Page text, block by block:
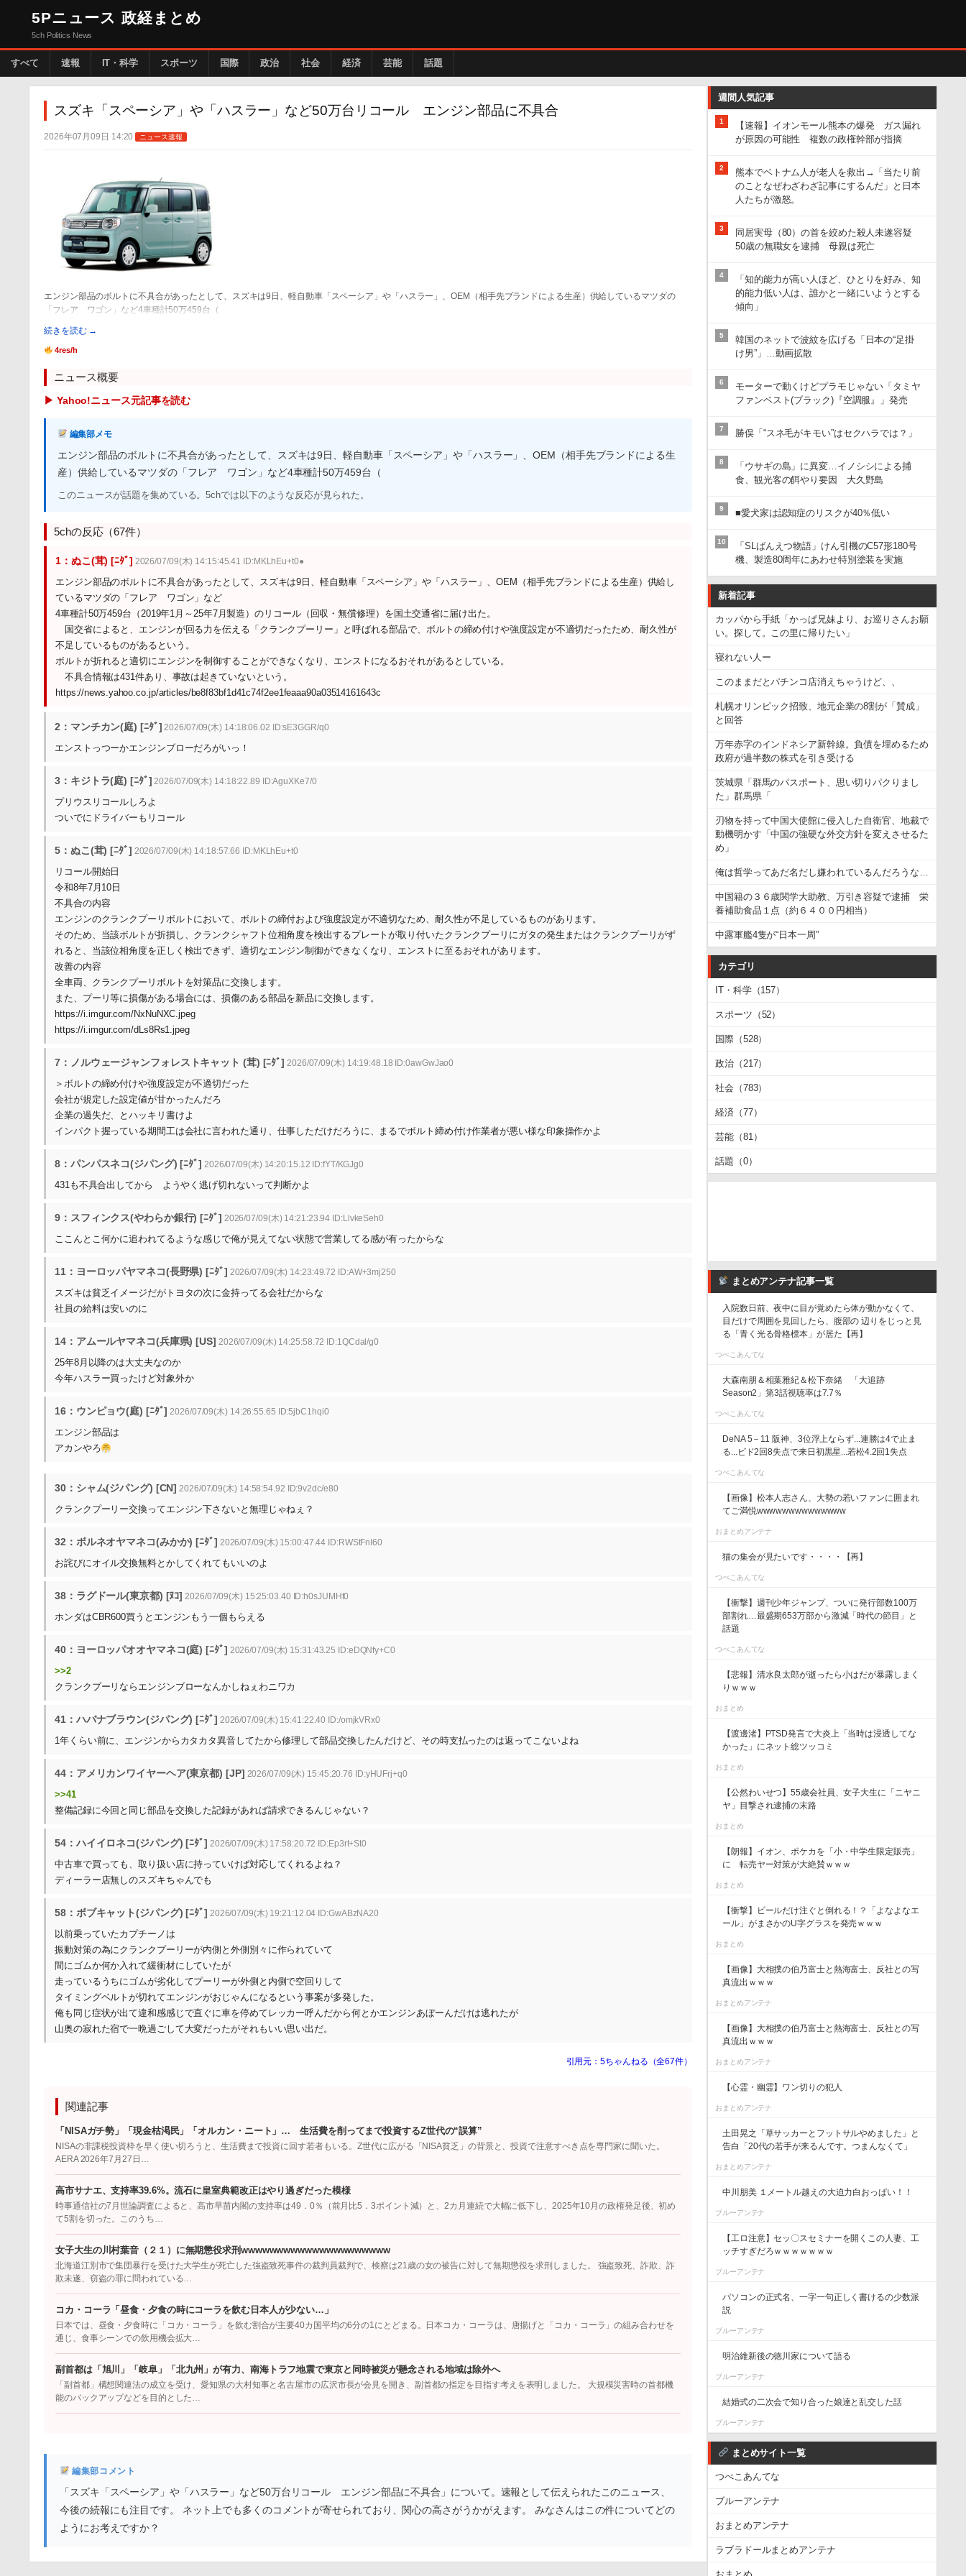
5Pニュース 政経まとめ
5ch Politics News
すべて 速報 IT・科学 スポーツ 国際 政治 社会 経済 芸能 話題
スズキ「スペーシア」や「ハスラー」など50万台リコール エンジン部品に不具合
2026年07月09日 14:20 ニュース速報
エンジン部品のボルトに不具合があったとして、スズキは9日、軽自動車「スペーシア」や「ハスラー」、OEM（相手先ブランドによる生産）供給しているマツダの
「フレア ワゴン」など4車種計50万459台（
続きを読む →
4res/h
ニュース概要
▶ Yahoo!ニュース元記事を読む
編集部メモ
エンジン部品のボルトに不具合があったとして、スズキは9日、軽自動車「スペーシア」や「ハスラー」、OEM（相手先ブランドによる生
産）供給しているマツダの「フレア ワゴン」など4車種計50万459台（
このニュースが話題を集めている。5chでは以下のような反応が見られた。
5chの反応（67件）
1：ぬこ(茸) [ﾆﾀﾞ] 2026/07/09(木) 14:15:45.41 ID:MKLhEu+t0●
エンジン部品のボルトに不具合があったとして、スズキは9日、軽自動車「スペーシア」や「ハスラー」、OEM（相手先ブランドによる生産）供給し
ているマツダの「フレア ワゴン」など
4車種計50万459台（2019年1月～25年7月製造）のリコール（回収・無償修理）を国土交通省に届け出た。
国交省によると、エンジンが回る力を伝える「クランクプーリー」と呼ばれる部品で、ボルトの締め付けや強度設定が不適切だったため、耐久性が
不足しているものがあるという。
ボルトが折れると適切にエンジンを制御することができなくなり、エンストになるおそれがあるとしている。
不具合情報は431件あり、事故は起きていないという。
https://news.yahoo.co.jp/articles/be8f83bf1d41c74f2ee1feaaa90a03514161643c
2：マンチカン(庭) [ﾆﾀﾞ] 2026/07/09(木) 14:18:06.02 ID:sE3GGR/q0
エンストっつーかエンジンブローだろがいっ！
3：キジトラ(庭) [ﾆﾀﾞ] 2026/07/09(木) 14:18:22.89 ID:AguXKe7/0
プリウスリコールしろよ
ついでにドライバーもリコール
5：ぬこ(茸) [ﾆﾀﾞ] 2026/07/09(木) 14:18:57.66 ID:MKLhEu+t0
リコール開始日
令和8年7月10日
不具合の内容
エンジンのクランクプーリボルトにおいて、ボルトの締付および強度設定が不適切なため、耐久性が不足しているものがあります。
そのため、当該ボルトが折損し、クランクシャフト位相角度を検出するプレートが取り付いたクランクプーリにガタの発生またはクランクプーリがず
れると、当該位相角度を正しく検出できず、適切なエンジン制御ができなくなり、エンストに至るおそれがあります。
改善の内容
全車両、クランクプーリボルトを対策品に交換します。
また、プーリ等に損傷がある場合には、損傷のある部品を新品に交換します。
https://i.imgur.com/NxNuNXC.jpeg
https://i.imgur.com/dLs8Rs1.jpeg
7：ノルウェージャンフォレストキャット (茸) [ﾆﾀﾞ] 2026/07/09(木) 14:19:48.18 ID:0awGwJao0
＞ボルトの締め付けや強度設定が不適切だった
会社が規定した設定値が甘かったんだろ
企業の過失だ、とハッキリ書けよ
インパクト握っている期間工は会社に言われた通り、仕事しただけだろうに、まるでボルト締め付け作業者が悪い様な印象操作かよ
8：パンパスネコ(ジパング) [ﾆﾀﾞ] 2026/07/09(木) 14:20:15.12 ID:fYT/KGJg0
431も不具合出してから ようやく逃げ切れないって判断かよ
9：スフィンクス(やわらか銀行) [ﾆﾀﾞ] 2026/07/09(木) 14:21:23.94 ID:LlvkeSeh0
ここんとこ何かに追われてるような感じで俺が見えてない状態で営業してる感が有ったからな
11：ヨーロッパヤマネコ(長野県) [ﾆﾀﾞ] 2026/07/09(木) 14:23:49.72 ID:AW+3mj250
スズキは貧乏イメージだがトヨタの次に金持ってる会社だからな
社員の給料は安いのに
14：アムールヤマネコ(兵庫県) [US] 2026/07/09(木) 14:25:58.72 ID:1QCdal/g0
25年8月以降のは大丈夫なのか
今年ハスラー買ったけど対象外か
16：ウンピョウ(庭) [ﾆﾀﾞ] 2026/07/09(木) 14:26:55.65 ID:5jbC1hqi0
エンジン部品は
アカンやろ
30：シャム(ジパング) [CN] 2026/07/09(木) 14:58:54.92 ID:9v2dc/e80
クランクプーリー交換ってエンジン下さないと無理じゃねぇ？
32：ボルネオヤマネコ(みかか) [ﾆﾀﾞ] 2026/07/09(木) 15:00:47.44 ID:RWStFnI60
お詫びにオイル交換無料とかしてくれてもいいのよ
38：ラグドール(東京都) [ﾇｺ] 2026/07/09(木) 15:25:03.40 ID:h0sJUMHt0
ホンダはCBR600買うとエンジンもう一個もらえる
40：ヨーロッパオオヤマネコ(庭) [ﾆﾀﾞ] 2026/07/09(木) 15:31:43.25 ID:eDQNfy+C0
>>2
クランクプーリならエンジンブローなんかしねぇわニワカ
41：ハバナブラウン(ジパング) [ﾆﾀﾞ] 2026/07/09(木) 15:41:22.40 ID:/omjkVRx0
1年くらい前に、エンジンからカタカタ異音してたから修理して部品交換したんだけど、その時支払ったのは返ってこないよね
44：アメリカンワイヤーヘア(東京都) [JP] 2026/07/09(木) 15:45:20.76 ID:yHUFrj+q0
>>41
整備記録に今回と同じ部品を交換した記録があれば請求できるんじゃない？
54：ハイイロネコ(ジパング) [ﾆﾀﾞ] 2026/07/09(木) 17:58:20.72 ID:Ep3rt+St0
中古車で買っても、取り扱い店に持っていけば対応してくれるよね？
ディーラー店無しのスズキちゃんでも
58：ボブキャット(ジパング) [ﾆﾀﾞ] 2026/07/09(木) 19:21:12.04 ID:GwABzNA20
以前乗っていたカプチーノは
振動対策の為にクランクプーリーが内側と外側別々に作られていて
間にゴムか何か入れて緩衝材にしていたが
走っているうちにゴムが劣化してプーリーが外側と内側で空回りして
タイミングベルトが切れてエンジンがおじゃんになるという事案が多発した。
俺も同じ症状が出て違和感感じで直ぐに車を停めてレッカー呼んだから何とかエンジンあぼーんだけは逃れたが
山奥の寂れた宿で一晩過ごして大変だったがそれもいい思い出だ。
引用元：5ちゃんねる（全67件）
関連記事
「NISAガチ勢」「現金枯渇民」「オルカン・ニート」… 生活費を削ってまで投資するZ世代の“誤算”
NISAの非課税投資枠を早く使い切ろうと、生活費まで投資に回す若者もいる。Z世代に広がる「NISA貧乏」の背景と、投資で注意すべき点を専門家に聞いた。
AERA 2026年7月27日…
高市サナエ、支持率39.6%。流石に皇室典範改正はやり過ぎだった模様
時事通信社の7月世論調査によると、高市早苗内閣の支持率は49．0％（前月比5．3ポイント減）と、2カ月連続で大幅に低下し、2025年10月の政権発足後、初め
て5割を切った。このうち…
女子大生の川村葉音（２１）に無期懲役求刑wwwwwwwwwwwwwwwwwwwww
北海道江別市で集団暴行を受けた大学生が死亡した強盗致死事件の裁判員裁判で、検察は21歳の女の被告に対して無期懲役を求刑しました。 強盗致死、詐欺、詐
欺未遂、窃盗の罪に問われている…
コカ・コーラ「昼食・夕食の時にコーラを飲む日本人が少ない…」
日本では、昼食・夕食時に「コカ・コーラ」を飲む割合が主要40カ国平均の6分の1にとどまる。日本コカ・コーラは、唐揚げと「コカ・コーラ」の組み合わせを
通じ、食事シーンでの飲用機会拡大…
副首都は「旭川」「岐阜」「北九州」が有力、南海トラフ地震で東京と同時被災が懸念される地域は除外へ
「副首都」構想関連法の成立を受け、愛知県の大村知事と名古屋市の広沢市長が会見を開き、副首都の指定を目指す考えを表明しました。 大規模災害時の首都機
能のバックアップなどを目的とした…
編集部コメント
「スズキ「スペーシア」や「ハスラー」など50万台リコール エンジン部品に不具合」について。速報として伝えられたこのニュース、
今後の続報にも注目です。 ネット上でも多くのコメントが寄せられており、関心の高さがうかがえます。 みなさんはこの件についてどの
ようにお考えですか？
週間人気記事
1
【速報】イオンモール熊本の爆発 ガス漏れ
が原因の可能性 複数の政権幹部が指摘
2
熊本でベトナム人が老人を救出→「当たり前
のことなぜわざわざ記事にするんだ」と日本
人たちが激怒。
3
同居実母（80）の首を絞めた殺人未遂容疑
50歳の無職女を逮捕 母親は死亡
4
「知的能力が高い人ほど、ひとりを好み、知
的能力低い人は、誰かと一緒にいようとする
傾向」
5
韓国のネットで波紋を広げる「日本の“足掛
け男”」…動画拡散
6
モーターで動くけどプラモじゃない「タミヤ
ファンベスト(ブラック)『空調服』」発売
7 勝俣「“スネ毛がキモい”はセクハラでは？」
8
「ウサギの島」に異変…イノシシによる捕
食、観光客の餌やり要因 大久野島
9 ■愛犬家は認知症のリスクが40％低い
10
「SLばんえつ物語」けん引機のC57形180号
機、製造80周年にあわせ特別塗装を実施
新着記事
カッパから手紙「かっぱ兄妹より、お巡りさんお願
い。探して。この里に帰りたい」
寝れない人ー
このままだとパチンコ店消えちゃうけど、、
札幌オリンピック招致、地元企業の8割が「賛成」
と回答
万年赤字のインドネシア新幹線。負債を埋めるため
政府が過半数の株式を引き受ける
茨城県「群馬のパスポート、思い切りパクりまし
た」群馬県「
刃物を持って中国大使館に侵入した自衛官、地裁で
動機明かす「中国の強硬な外交方針を変えさせるた
め」
俺は哲学ってあだ名だし嫌われているんだろうな…
中国籍の３６歳関学大助教、万引き容疑で逮捕 栄
養補助食品１点（約６４００円相当）
中露軍艦4隻が“日本一周”
カテゴリ
IT・科学（157）
スポーツ（52）
国際（528）
政治（217）
社会（783）
経済（77）
芸能（81）
話題（0）
まとめアンテナ記事一覧
入院数日前、夜中に目が覚めたら体が動かなくて、
目だけで周囲を見回したら、腹部の 辺りをじっと見
る「青く光る骨格標本」が居た【再】
つべこあんてな
大森南朋＆相葉雅紀＆松下奈緒 「大追跡
Season2」第3話視聴率は7.7％
つべこあんてな
DeNA 5－11 阪神、3位浮上ならず...連勝は4で止ま
る...ビド2回8失点で来日初黒星...若松4.2回1失点
つべこあんてな
【画像】松本人志さん、大勢の若いファンに囲まれ
てご満悦wwwwwwwwwwwwww
おまとめアンテナ
猫の集会が見たいです・・・・【再】
つべこあんてな
【衝撃】週刊少年ジャンプ、ついに発行部数100万
部割れ…最盛期653万部から激減「時代の節目」と
話題
つべこあんてな
【悲報】清水良太郎が逝ったら小はだが暴露しまく
りｗｗｗ
おまとめ
【渡邊渚】PTSD発言で大炎上「当時は浸透してな
かった」にネット総ツッコミ
おまとめ
【公然わいせつ】55歳会社員、女子大生に「ニヤニ
ヤ」目撃され逮捕の末路
おまとめ
【朗報】イオン、ポケカを「小・中学生限定販売」
に 転売ヤー対策が大絶賛ｗｗｗ
おまとめ
【衝撃】ビールだけ注ぐと倒れる！？「よなよなエ
ール」がまさかのU字グラスを発売ｗｗｗ
おまとめ
【画像】大相撲の伯乃富士と熱海富士、反社との写
真流出ｗｗｗ
おまとめアンテナ
【画像】大相撲の伯乃富士と熱海富士、反社との写
真流出ｗｗｗ
おまとめアンテナ
【心霊・幽霊】ワン切りの犯人
おまとめアンテナ
土田晃之「草サッカーとフットサルやめました」と
告白「20代の若手が来るんです。つまんなくて」
おまとめアンテナ
中川朋美 １メートル越えの大迫力白おっぱい！！
ブルーアンテナ
【工ロ注意】セッ〇スセミナーを開くこの人妻、工
ッチすぎだろｗｗｗｗｗｗｗ
ブルーアンテナ
パソコンの正式名、一字一句正しく書けるの少数派
説
ブルーアンテナ
明治維新後の徳川家について語る
ブルーアンテナ
結婚式の二次会で知り合った娘達と乱交した話
ブルーアンテナ
まとめサイト一覧
つべこあんてな
ブルーアンテナ
おまとめアンテナ
ラブラドールまとめアンテナ